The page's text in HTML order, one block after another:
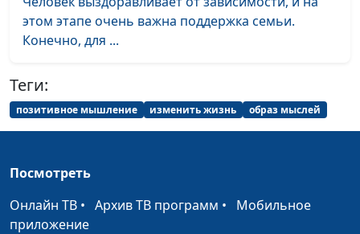
психолог; Сергей
Бутов, инвестор
Саморазвитие и
личный прогресс
Скрипников,
священнослужитель;
Путь к благополучию.
этом этапе очень важна поддержка семьи.
Конечно, для ...
Теги:
позитивное мышление изменить жизнь образ мыслей
Посмотреть
Онлайн ТВ • Архив ТВ программ • Мобильное
приложение